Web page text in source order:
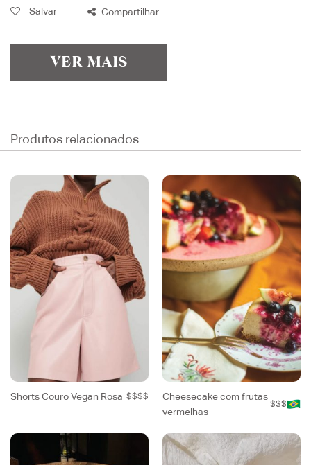
Salvar Compartilhar
VER MAIS
Produtos relacionados
Shorts Couro Vegan Rosa $$$$
Cheesecake com frutas
vermelhas
$$$